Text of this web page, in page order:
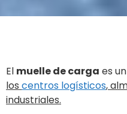
El muelle de carga es
los centros logísticos,
industriales.